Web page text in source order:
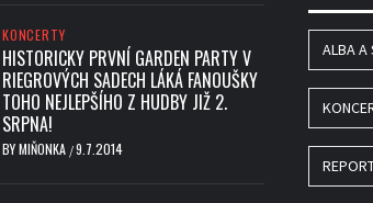
KONCERTY
HISTORICKY PRVNÍ GARDEN PARTY V
RIEGROVÝCH SADECH LÁKÁ FANOUŠKY
TOHO NEJLEPŠÍHO Z HUDBY JIŽ 2.
SRPNA!
BYMIŇONKA /9.7.2014
ALBA A